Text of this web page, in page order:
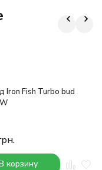
Iron Fish Turbo bud
корзину